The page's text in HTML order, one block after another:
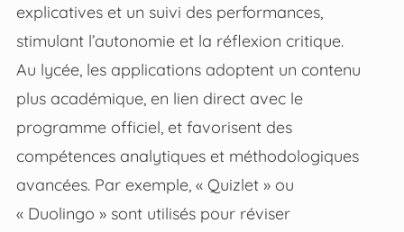
explicatives et un suivi des performances,
stimulant l’autonomie et la réflexion critique.
Au lycée, les applications adoptent un contenu
plus académique, en lien direct avec le
programme officiel, et favorisent des
compétences analytiques et méthodologiques
avancées. Par exemple, « Quizlet » ou
« Duolingo » sont utilisés pour réviser